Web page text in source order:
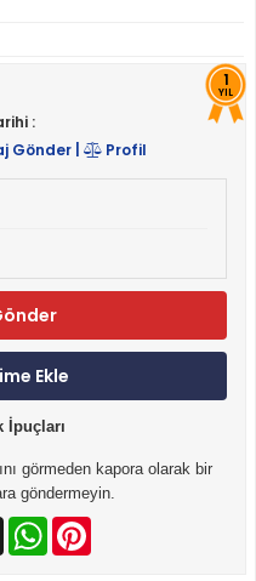
1
YIL
:
Gönder| Profil
Ekle
İpuçları
görmeden kapora olarak bir
göndermeyin.
X WhatsApp